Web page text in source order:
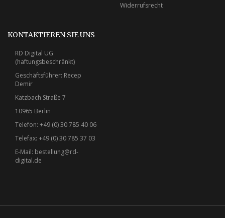
Widerrufsrecht
KONTAKTIEREN SIE UNS
RD Digital UG
(haftungsbeschränkt)
Geschäftsführer: Recep
Demir
Katzbach Straße 7
10965 Berlin
Telefon: +49 (0) 30 785 40 06
Telefax: +49 (0) 30 785 37 03
E-Mail: bestellung@rd-
digital.de